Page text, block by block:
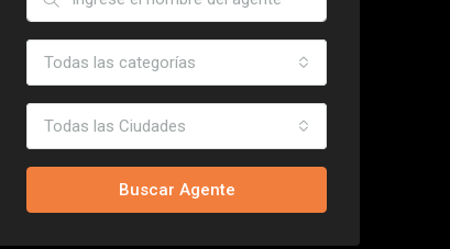
Todas las categorías
Todas las Ciudades
Buscar Agente